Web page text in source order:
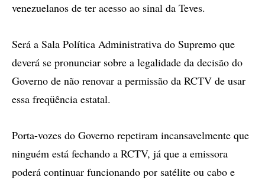
venezuelanos de ter acesso ao sinal da Teves.
Será a Sala Política Administrativa do Supremo que
deverá se pronunciar sobre a legalidade da decisão do
Governo de não renovar a permissão da RCTV de usar
essa freqüência estatal.
Porta-vozes do Governo repetiram incansavelmente que
ninguém está fechando a RCTV, já que a emissora
poderá continuar funcionando por satélite ou cabo e